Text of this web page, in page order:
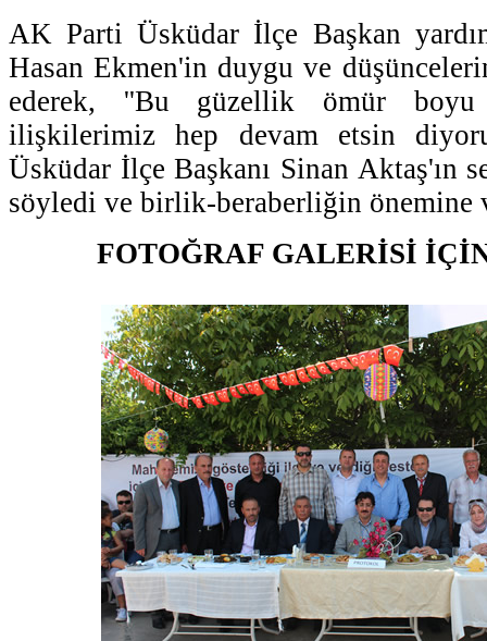
AK Parti Üsküdar İlçe Başkan
Hasan Ekmen'in duygu ve
ederek, ''Bu güzellik ömür boyu
ilişkilerimiz hep devam etsin
Üsküdar İlçe Başkanı Sinan Aktaş'ın
söyledi ve birlik-beraberliğin önemine
FOTOĞRAF GALERİSİ